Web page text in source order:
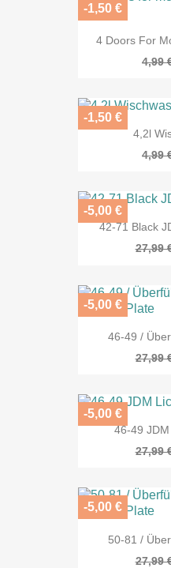
4 Doors For
4,99
-1,50 €
4,2l
4,99
-1,50 €
42-71 Black
27,99
-5,00 €
46-49 /
27,99
-5,00 €
46-49
27,99
-5,00 €
50-81 /
27,99
-5,00 €